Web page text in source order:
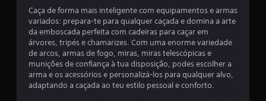
s
b
o
t
õ
e
s
p
Caça de forma mais inteligente com equipamentos e armas
variados: prepara-te para qualquer caçada e domina a arte
da emboscada perfeita com cadeiras para caçar em
árvores, tripés e chamarizes. Com uma enorme variedade
de arcos, armas de fogo, miras, miras telescópicas e
munições de confiança à tua disposição, podes escolher a
arma e os acessórios e personalizá-los para qualquer alvo,
adaptando a caçada ao teu estilo pessoal e conforto.